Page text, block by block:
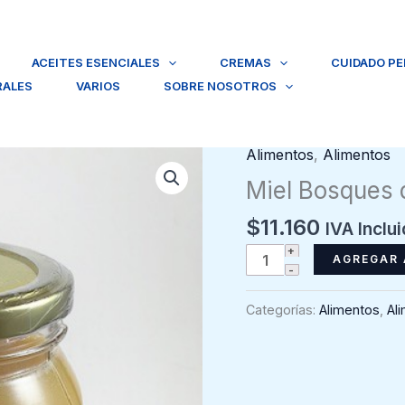
ACEITES ESENCIALES CREMAS
CUIDADO
VARIOS SOBRE NOSOTROS
Alimentos, Alimentos
Miel Bosques
$11.160 IVA
Miel
Bosques
de
Categorías: Alimentos